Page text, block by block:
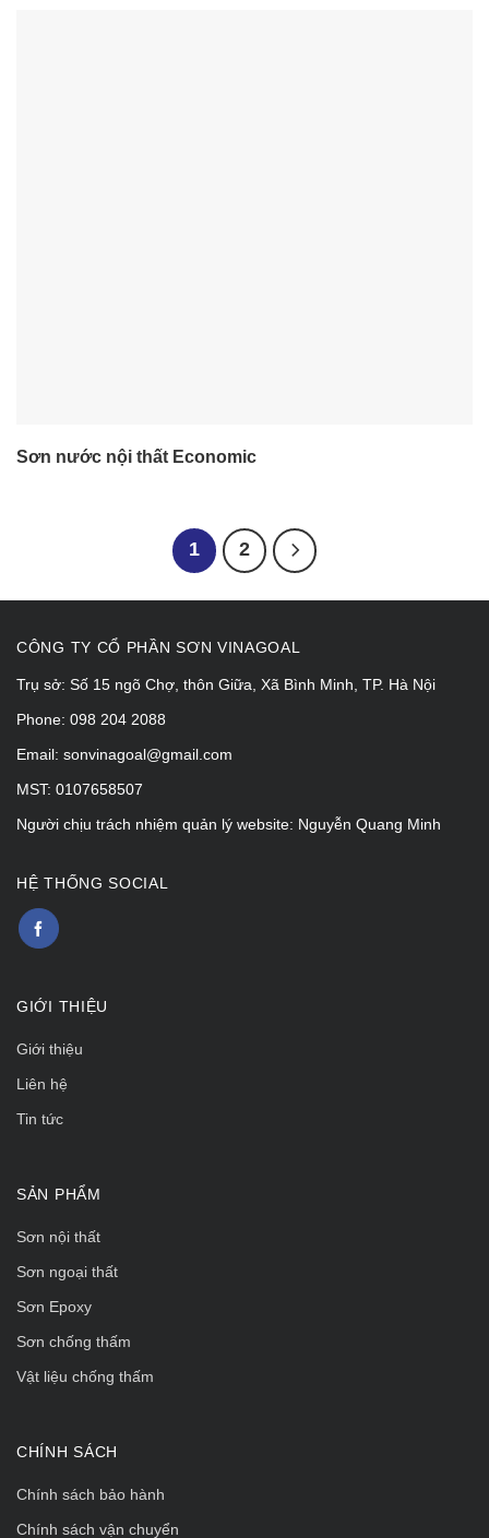
Sơn nước nội thất Economic
1 2
CÔNG TY CỔ PHẦN SƠN VINAGOAL
Trụ sở: Số 15 ngõ Chợ, thôn Giữa, Xã Bình Minh, TP. Hà Nội
Phone: 098 204 2088
Email: sonvinagoal@gmail.com
MST: 0107658507
Người chịu trách nhiệm quản lý website: Nguyễn Quang Minh
HỆ THỐNG SOCIAL
GIỚI THIỆU
Giới thiệu
Liên hệ
Tin tức
SẢN PHẨM
Sơn nội thất
Sơn ngoại thất
Sơn Epoxy
Sơn chống thấm
Vật liệu chống thấm
CHÍNH SÁCH
Chính sách bảo hành
Chính sách vận chuyển